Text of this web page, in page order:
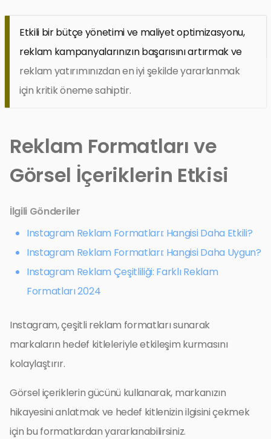
Etkili bir bütçe yönetimi ve maliyet optimizasyonu,
reklam kampanyalarınızın başarısını artırmak ve
reklam yatırımınızdan en iyi şekilde yararlanmak
için kritik öneme sahiptir.
Reklam Formatları ve
Görsel İçeriklerin Etkisi
İlgili Gönderiler
Instagram Reklam Formatları: Hangisi Daha Etkili?
Instagram Reklam Formatları: Hangisi Daha Uygun?
Instagram Reklam Çeşitliliği: Farklı Reklam
Formatları 2024
Instagram, çeşitli reklam formatları sunarak
markaların hedef kitleleriyle etkileşim kurmasını
kolaylaştırır.
Görsel içeriklerin gücünü kullanarak, markanızın
hikayesini anlatmak ve hedef kitlenizin ilgisini çekmek
için bu formatlardan yararlanabilirsiniz.